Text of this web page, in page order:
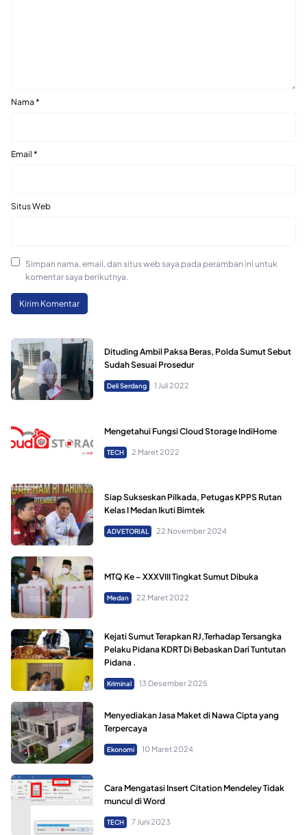
Nama *
Email *
Situs Web
Simpan nama, email, dan situs web saya pada peramban ini untuk
komentar saya berikutnya.
Dituding Ambil Paksa Beras, Polda Sumut Sebut
Sudah Sesuai Prosedur
Deli Serdang 1 Juli 2022
Mengetahui Fungsi Cloud Storage IndiHome
TECH 2 Maret 2022
Siap Sukseskan Pilkada, Petugas KPPS Rutan
Kelas I Medan Ikuti Bimtek
ADVETORIAL 22 November 2024
MTQ Ke – XXXVIII Tingkat Sumut Dibuka
Medan 22 Maret 2022
Kejati Sumut Terapkan RJ,Terhadap Tersangka
Pelaku Pidana KDRT Di Bebaskan Dari Tuntutan
Pidana .
Kriminal 13 Desember 2025
Menyediakan Jasa Maket di Nawa Cipta yang
Terpercaya
Ekonomi 10 Maret 2024
Cara Mengatasi Insert Citation Mendeley Tidak
muncul di Word
TECH 7 Juni 2023